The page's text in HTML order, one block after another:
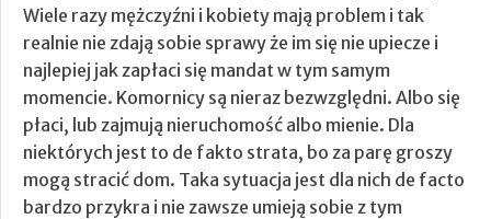
Wiele razy mężczyźni i kobiety mają problem i tak
realnie nie zdają sobie sprawy że im się nie upiecze i
najlepiej jak zapłaci się mandat w tym samym
momencie. Komornicy są nieraz bezwzględni. Albo się
płaci, lub zajmują nieruchomość albo mienie. Dla
niektórych jest to de fakto strata, bo za parę groszy
mogą stracić dom. Taka sytuacja jest dla nich de facto
bardzo przykra i nie zawsze umieją sobie z tym